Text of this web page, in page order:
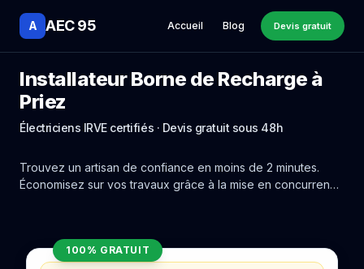
A AEC 95 Accueil Blog Devis gratuit
Installateur Borne de Recharge à
Priez
Électriciens IRVE certifiés · Devis gratuit sous 48h
Trouvez un artisan de confiance en moins de 2 minutes.
Économisez sur vos travaux grâce à la mise en concurrence
100% GRATUIT